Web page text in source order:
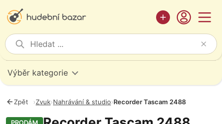
Výběr kategorie
Zpět ›Zvuk›Nahrávání & studio›Recorder Tascam 2488
PRODÁM